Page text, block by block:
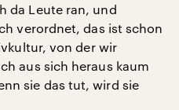
da Leute ran, und
verordnet, das ist schon
von der wir
aus sich heraus kaum
sie das tut, wird sie